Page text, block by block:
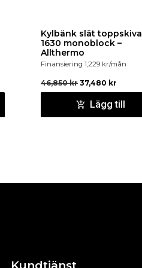
Kylbänk slät toppskiva
1630 monoblock –
Allthermo
Finansiering 1,229 kr/mån
46,850kr 37,480 kr
Lägg till